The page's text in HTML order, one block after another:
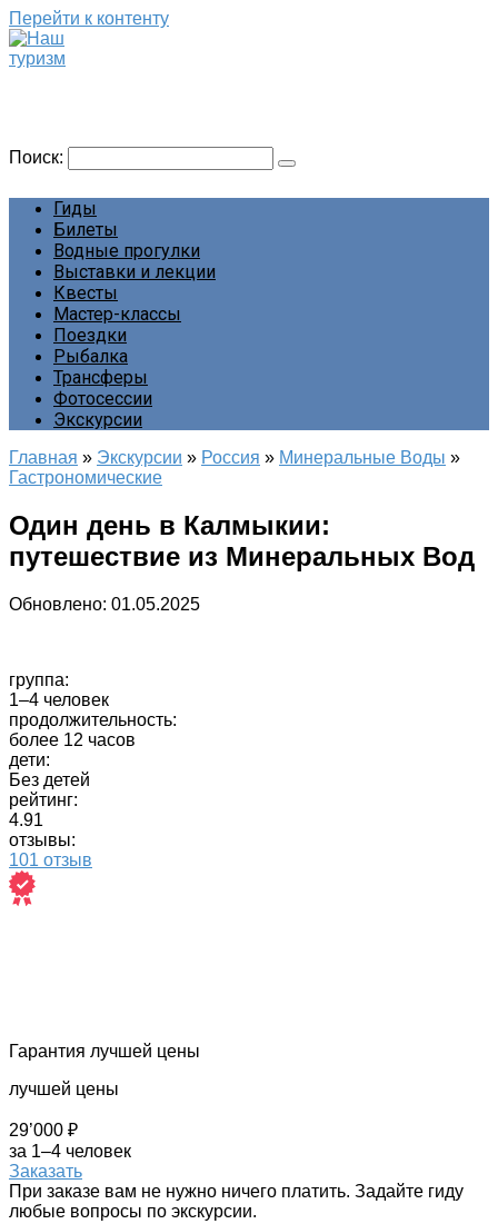
Перейти к контенту
Поиск:
Гиды
Билеты
Водные прогулки
Выставки и лекции
Квесты
Мастер-классы
Поездки
Рыбалка
Трансферы
Фотосессии
Экскурсии
Главная » Экскурсии » Россия » Минеральные Воды »
Гастрономические
Один день в Калмыкии:
путешествие из Минеральных Вод
Обновлено: 01.05.2025
группа:
1–4 человек
продолжительность:
более 12 часов
дети:
Без детей
рейтинг:
4.91
отзывы:
101 отзыв
Гарантия лучшей цены
лучшей цены
29’000 ₽
за 1–4 человек
Заказать
При заказе вам не нужно ничего платить. Задайте гиду
любые вопросы по экскурсии.